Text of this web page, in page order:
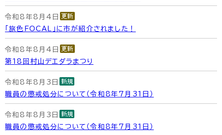
令和8年8月4日
「旅色FOCAL」に市が紹介されました！
令和8年8月4日
第18回村山デエダラまつり
令和8年8月3日
職員の懲戒処分について（令和8年7月31日）
令和8年8月3日
職員の懲戒処分について（令和8年7月31日）